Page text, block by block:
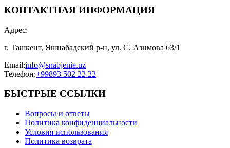
КОНТАКТНАЯ ИНФОРМАЦИЯ
Адрес:
г. Ташкент, Яшнабадский р-н, ул. С. Азимова 63/1
Email:info@snabjenie.uz
Телефон:+99893 502 22 22
БЫСТРЫЕ ССЫЛКИ
Вопросы и ответы
Политика конфиденциальности
Условия использования
Политика возврата